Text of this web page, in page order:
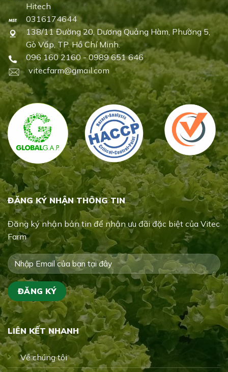
Hitech
0316174644
138/11 Đường 20, Dương Quảng Hàm, Phường 5,
Gò Vấp, TP. Hồ Chí Minh.
096 160 2160 - 0989 651 646
vitecfarm@gmail.com
ĐĂNG KÝ NHẬN THÔNG TIN
Đăng ký nhận bản tin để nhận ưu đãi đặc biệt của Vitec
Farm
LIÊN KẾT NHANH
Về chúng tôi